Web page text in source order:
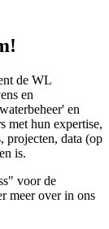
de WL
en
en
met hun expertise,
projecten, data (op
is.
voor de
meer over in ons